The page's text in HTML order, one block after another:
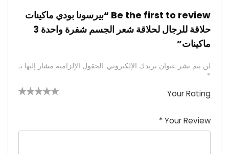
Be the first to review “بيرسونا بودي ماكينات
حلاقة للرجال لحلاقة شعر الجسم شفرة واحدة 3
ماكينات”
لن يتم نشر عنوان بريدك الإلكتروني. الحقول الإلزامية مشار إليها بـ
*
Your Rating
ن
أصلنجومنجوم
Your Review
*